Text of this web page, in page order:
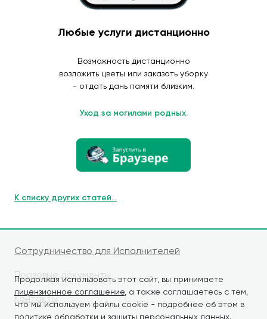
Продолжая использовать этот сайт, вы принимаете
лицензионное соглашение , а также соглашаетесь с тем,
что мы используем файлы cookie - подробнее об этом в
политике обработки и защиты персональных данных.
Любые услуги дистанционно
Возможность дистанционно
возложить цветы или заказать уборку
- отдать дань памяти близким.
Уход за могилами родных.
К списку других статей...
Сотрудничество для Исполнителей
Правовые документы
Контакты